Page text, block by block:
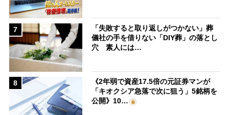
7
「失敗すると取り返しがつかない」葬
儀社の手を借りない「DIY葬」の落とし
穴 素人には…
8
《2年弱で資産17.5倍の元証券マンが
「キオクシア急落で次に狙う」5銘柄を
公開》10…